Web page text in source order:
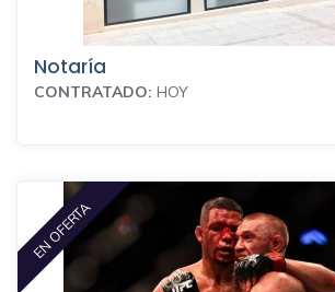
Notaría
CONTRATADO: HOY
EN OFERTA